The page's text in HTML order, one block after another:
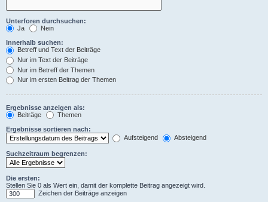
Unterforen durchsuchen:
Ja
Nein
Innerhalb suchen:
Betreff und Text der Beiträge
Nur im Text der Beiträge
Nur im Betreff der Themen
Nur im ersten Beitrag der Themen
Ergebnisse anzeigen als:
Beiträge
Themen
Ergebnisse sortieren nach:
Aufsteigend
Absteigend
Suchzeitraum begrenzen:
Die ersten:
Stellen Sie 0 als Wert ein, damit der komplette Beitrag angezeigt wird.
Zeichen der Beiträge anzeigen